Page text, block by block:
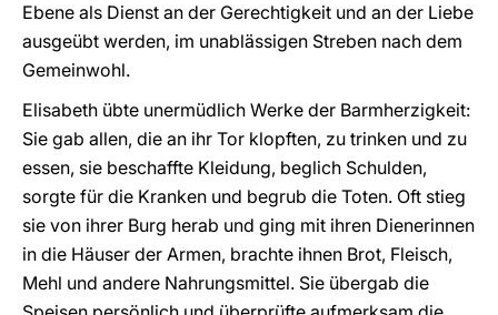
Ebene als Dienst an der Gerechtigkeit und an der Liebe
ausgeübt werden, im unablässigen Streben nach dem
Gemeinwohl.
Elisabeth übte unermüdlich Werke der Barmherzigkeit:
Sie gab allen, die an ihr Tor klopften, zu trinken und zu
essen, sie beschaffte Kleidung, beglich Schulden,
sorgte für die Kranken und begrub die Toten. Oft stieg
sie von ihrer Burg herab und ging mit ihren Dienerinnen
in die Häuser der Armen, brachte ihnen Brot, Fleisch,
Mehl und andere Nahrungsmittel. Sie übergab die